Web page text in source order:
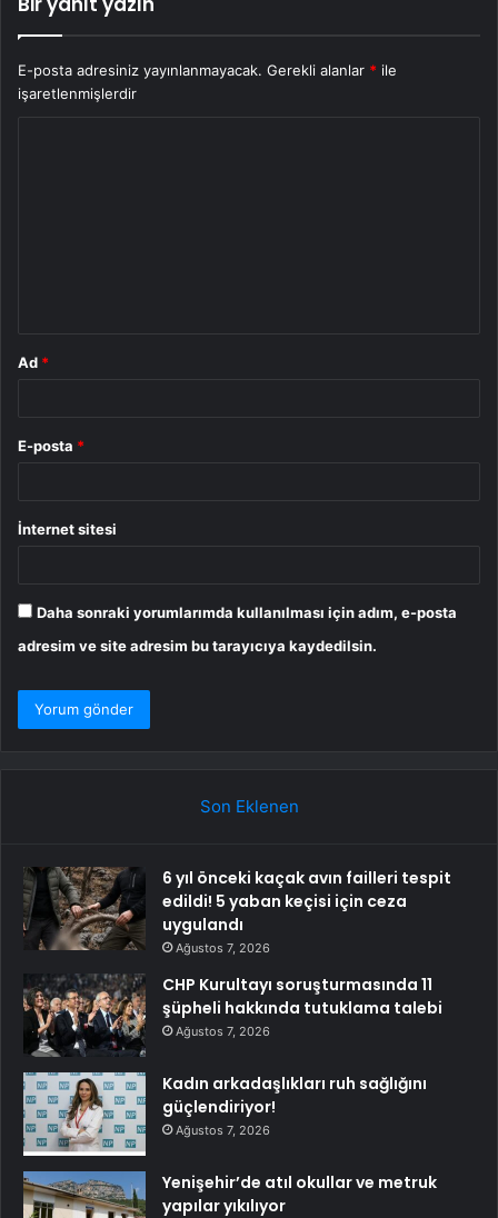
E-posta adresiniz yayınlanmayacak. Gerekli alanlar * ile
işaretlenmişlerdir
Ad *
E-posta *
İnternet sitesi
Daha sonraki yorumlarımda kullanılması için adım, e-posta
adresim ve site adresim bu tarayıcıya kaydedilsin.
Son Eklenen
6 yıl önceki kaçak avın failleri tespit
edildi! 5 yaban keçisi için ceza
uygulandı
Ağustos 7, 2026
CHP Kurultayı soruşturmasında 11
şüpheli hakkında tutuklama talebi
Ağustos 7, 2026
Kadın arkadaşlıkları ruh sağlığını
güçlendiriyor!
Ağustos 7, 2026
Yenişehir’de atıl okullar ve metruk
yapılar yıkılıyor